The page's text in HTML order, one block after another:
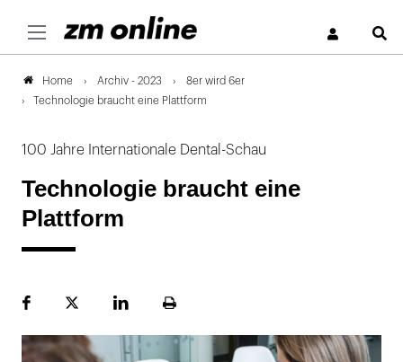
Home Archiv - 2023
8er wird 6er
Technologie braucht eine Plattform
100 Jahre Internationale Dental-Schau
Technologie braucht eine
Plattform
FacebookPlattformLinekdInSeite